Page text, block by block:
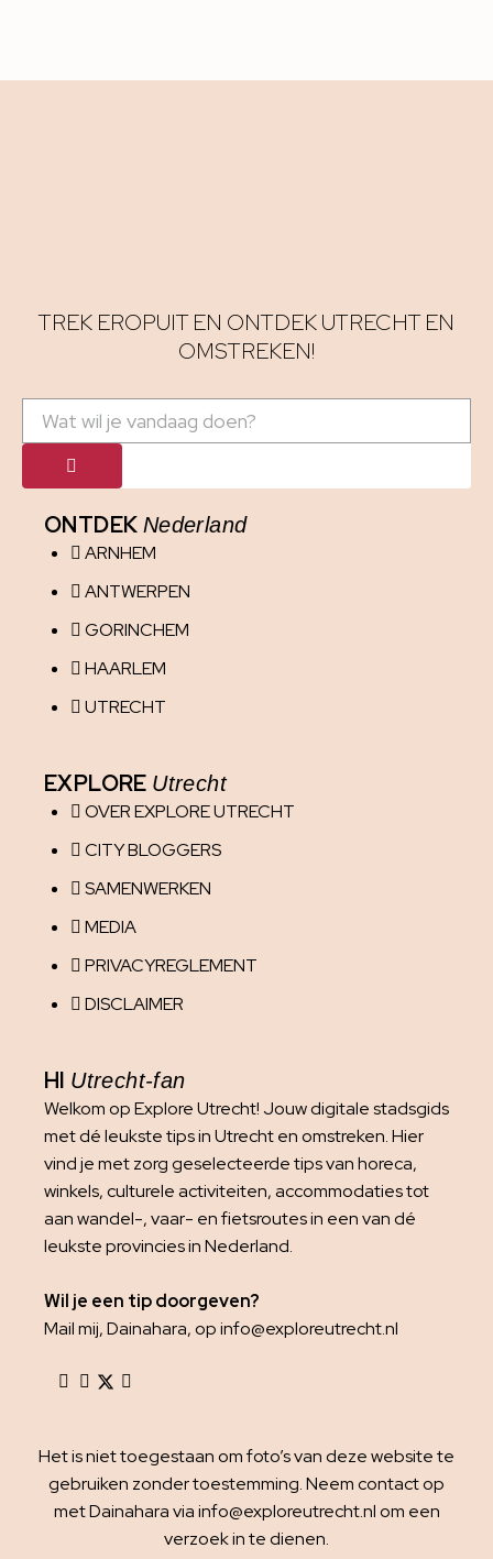
TREK EROPUIT EN ONTDEK UTRECHT EN
OMSTREKEN!
ONTDEK Nederland
ARNHEM
ANTWERPEN
GORINCHEM
HAARLEM
UTRECHT
EXPLORE Utrecht
OVER EXPLORE UTRECHT
CITY BLOGGERS
SAMENWERKEN
MEDIA
PRIVACYREGLEMENT
DISCLAIMER
HI Utrecht-fan
Welkom op Explore Utrecht! Jouw digitale stadsgids
met dé leukste tips in Utrecht en omstreken. Hier
vind je met zorg geselecteerde tips van horeca,
winkels, culturele activiteiten, accommodaties tot
aan wandel-, vaar- en fietsroutes in een van dé
leukste provincies in Nederland.
Wil je een tip doorgeven?
Mail mij, Dainahara, op info@exploreutrecht.nl
Het is niet toegestaan om foto’s van deze website te
gebruiken zonder toestemming. Neem contact op
met Dainahara via info@exploreutrecht.nl om een
verzoek in te dienen.